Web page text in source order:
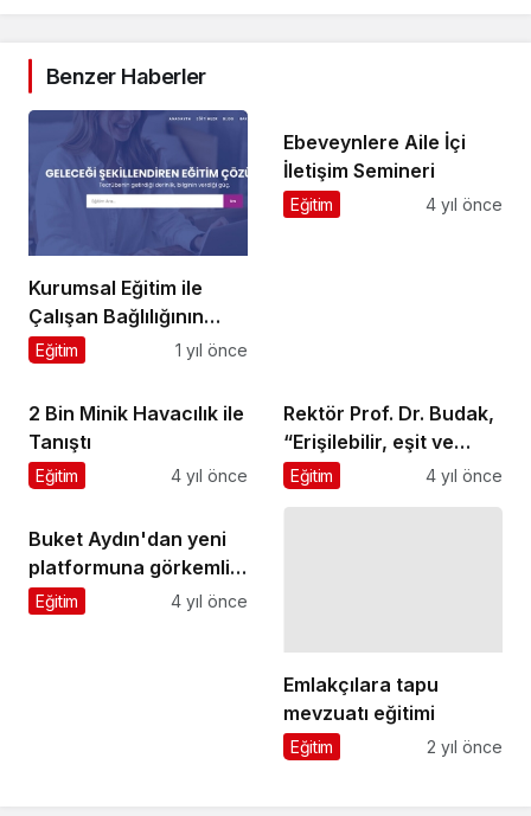
Benzer Haberler
Kurumsal Eğitim ile
Çalışan Bağlılığının
Kilidini Açın: Neden En
Eğitim 1 yıl önce
Ebeveynlere Aile İçi
İletişim Semineri
Eğitim 4 yıl önce
2 Bin Minik Havacılık ile
Tanıştı
Eğitim 4 yıl önce
Rektör Prof. Dr. Budak,
“Erişilebilir, eşit ve
engelsiz bir üniversite
Eğitim 4 yıl önce
Buket Aydın'dan yeni
platformuna görkemli
davet…
Eğitim 4 yıl önce
Eğitim 2 yıl önce